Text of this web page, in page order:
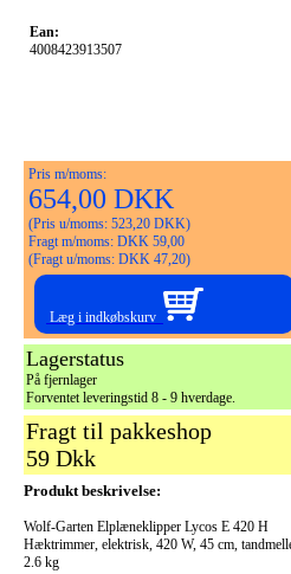
Ean:
4008423913507
Pris m/moms:
654,00 DKK
(Pris u/moms: 523,20 DKK)
Fragt m/moms: DKK 59,00
(Fragt u/moms: DKK 47,20)
Læg i indkøbskurv
Lagerstatus
På fjernlager
Forventet leveringstid 8 - 9 hverdage.
Fragt til pakkeshop
59 Dkk
Produkt beskrivelse:
Wolf-Garten Elplæneklipper Lycos E 420 H
Hæktrimmer, elektrisk, 420 W, 45 cm,
2.6 kg